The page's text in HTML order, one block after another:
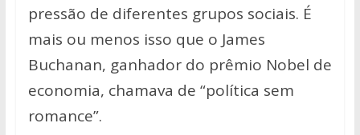
pressão de diferentes grupos sociais. É
mais ou menos isso que o James
Buchanan, ganhador do prêmio Nobel de
economia, chamava de “política sem
romance”.